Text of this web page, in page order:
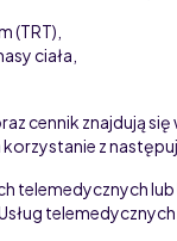
(TRT),
ciała,
cennik znajdują się
z
telemedycznych
telemedycznych